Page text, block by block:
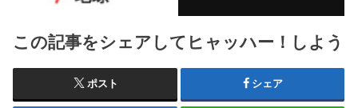
この記事をシェアしてヒャッハー！しよう
ポスト シェア